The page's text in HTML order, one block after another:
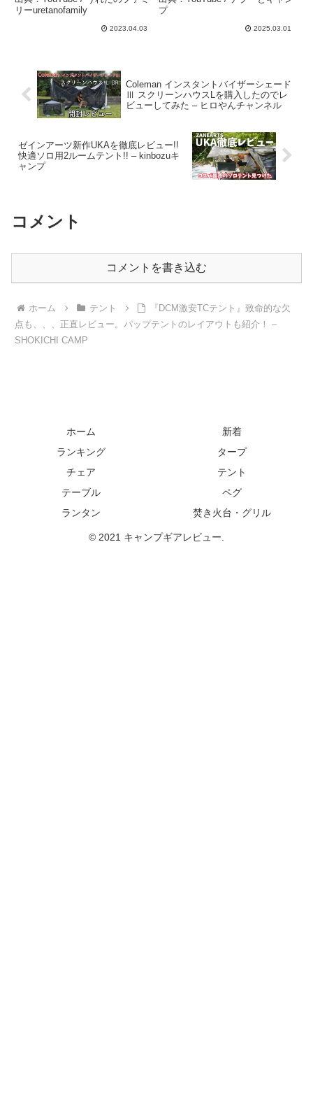
営レビュー – うれたのファ
ミリーuretanofamily
リーuretanofamily
2023.04.03
プ
2025.03.01
Coleman インスタントバイザーシェード
Ⅲ スクリーンハウスLを購入したのでレ
ビューしてみた – ヒロやんチャンネル
ゼインアーツ新作UKAを徹底レビュー!!
快適ソロ用2ルームテント!! – kinbozuキ
ャンプ
コメント
コメントを書き込む
ホーム テント
『DCM激安TCテント』致命的な欠
点も、、、正直レビュー。パップテントのレイアウトも紹介！ –
SHOKICHI CAMP
ホーム
新着
ランキング
タープ
チェア
テント
テーブル
ペグ
ランタン
焚き火台・グリル
© 2021 キャンプギアレビュー.